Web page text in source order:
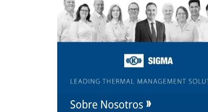
Sobre Nosotros